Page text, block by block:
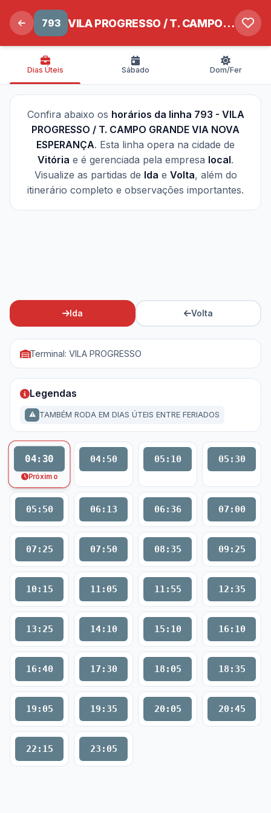
793 VILA PROGRESSO / T. CAMPO GRANDE VIA NOVA ESPERANÇA
Dias Úteis Sábado Dom/Fer
Confira abaixo os horários da linha 793 - VILA
PROGRESSO / T. CAMPO GRANDE VIA NOVA
ESPERANÇA. Esta linha opera na cidade de
Vitória e é gerenciada pela empresa local.
Visualize as partidas de Ida e Volta, além do
itinerário completo e observações importantes.
Ida Volta
Terminal: VILA PROGRESSO
Legendas
⚠ TAMBÉM RODA EM DIAS ÚTEIS ENTRE FERIADOS
04:30
Próximo
04:50 05:10 05:30
05:50 06:13 06:36 07:00
07:25 07:50 08:35 09:25
10:15 11:05 11:55 12:35
13:25 14:10 15:10 16:10
16:40 17:30 18:05 18:35
19:05 19:35 20:05 20:45
22:15 23:05